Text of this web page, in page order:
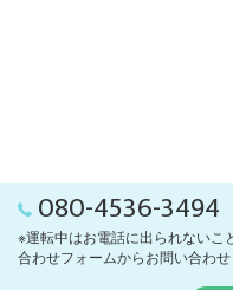
080-4536-3494
※運転中はお電話に出られない
合わせフォームからお問い合わせ